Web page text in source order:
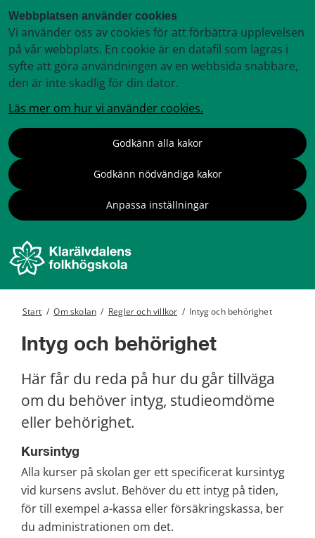
Webbplatsen använder cookies
Vi använder oss av cookies för att förbättra upplevelsen
på vår webbplats. En cookie är en datafil som lagras i
syfte att göra användningen av en webbsida snabbare,
den är inte skadlig för din dator.
Läs mer om hur vi använder cookies.
Godkänn alla kakor
Godkänn nödvändiga kakor
Anpassa inställningar
Start / Om skolan / Regler och villkor / Intyg och behörighet
Intyg och behörighet
Här får du reda på hur du går tillväga
om du behöver intyg, studieomdöme
eller behörighet.
Kursintyg
Alla kurser på skolan ger ett specificerat kursintyg
vid kursens avslut. Behöver du ett intyg på tiden,
för till exempel a-kassa eller försäkringskassa, ber
du administrationen om det.